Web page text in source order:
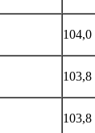
104,0
103,8
103,8